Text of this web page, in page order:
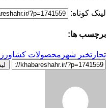
لینک کوتاه:
برچسب ها:
تجارتخبر شهر محصولات